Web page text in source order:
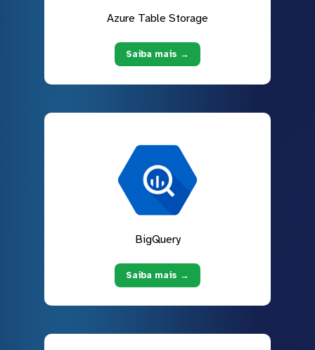
Azure Table Storage
Saiba mais →
BigQuery
Saiba mais →